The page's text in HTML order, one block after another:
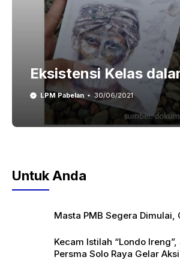
Eksistensi Kelas
LPM Pabelan 30/06/2021
Untuk Anda
Masta PMB Segera Dimulai,
Kecam Istilah “Londo
Persma Solo Raya Gelar